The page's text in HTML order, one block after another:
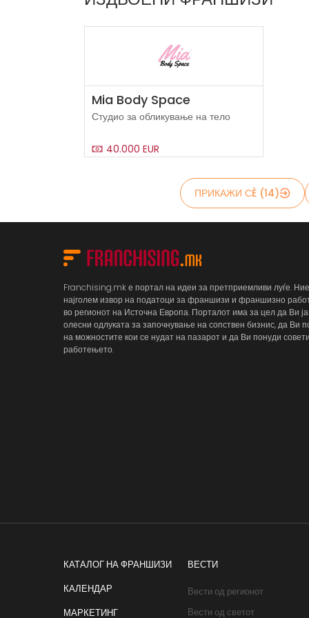
Mia Body Space
Студио за обликување на тело
40.000 EUR
ПРИКАЖИ СÈ (14)
Franchising.mk е портал на идеи за претприемливи луѓе.
најголем извор на податоци за франшизи и франшизно
во регионот на Источна Европа. Порталот има за цел да Ви ја
олесни одлуката за започнување на сопствен бизнис, да Ви
на можностите кои се нудат на пазарот и да Ви понуди
работењето.
КАТАЛОГ НА ФРАНШИЗИ
КАЛЕНДАР
МАРКЕТИНГ
ВЕСТИ
Вести од регионот
Вести од светот